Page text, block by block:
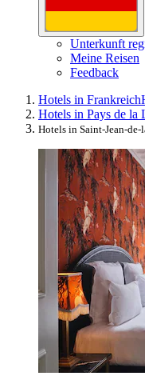
Unterkunft
Meine Reisen
Feedback
Hotels in Frankreich
Hotels in Pays de la
Hotels in Saint-Jean-